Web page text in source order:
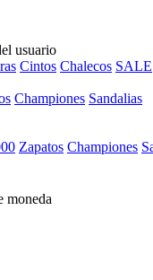
Cintos Chalecos SALE
Championes Sandalias
Zapatos Championes